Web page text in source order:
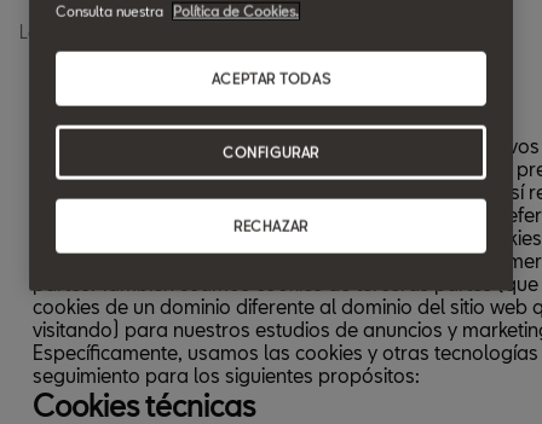
Lista de cookies
Una cookie es un fragmento pequeño de datos
que un sitio web, cuando es visitado por un usuario, le
su navegador para almacenarse en su dispositivo y así
información acerca de usted, como por ejemplo la
idioma o su información para iniciar sesión. Estas
establecidas por nosotros, y se llaman cookies de
partes. También usamos cookies de terceras partes
cookies de un dominio diferente al dominio del sitio web
visitando) para nuestros estudios de anuncios y
Específicamente, usamos las cookies y otras
seguimiento para los siguientes propósitos:
Cookies técnicas
Consulta nuestra
Política de Cookies.
RECHAZAR
ACEPTAR TODAS
CONFIGURAR